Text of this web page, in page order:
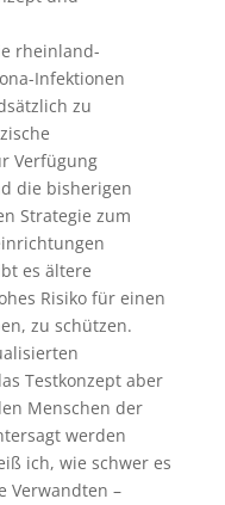
rheinland-
Infektionen
zu
Verfügung
die bisherigen
Strategie zum
es ältere
Risiko für einen
zu schützen.
Testkonzept aber
Menschen der
werden
ich, wie schwer es
Verwandten –